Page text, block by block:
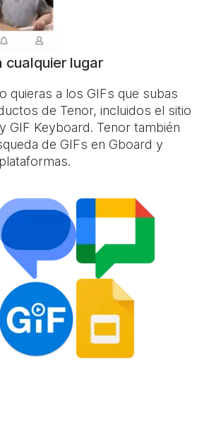
cualquier lugar
quieras a los GIFs que subas
de Tenor, incluidos el sitio
GIF Keyboard. Tenor también
de GIFs en Gboard y